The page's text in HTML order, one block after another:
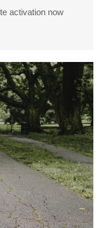
activation now